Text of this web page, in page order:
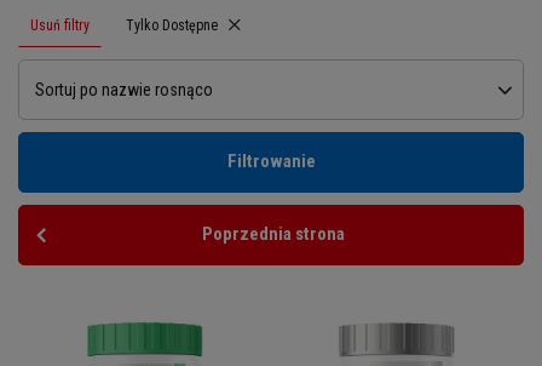
Usuń filtry Usuń filtr
Tylko Dostępne
Sortuj po nazwie rosnąco
Filtrowanie
Poprzednia strona